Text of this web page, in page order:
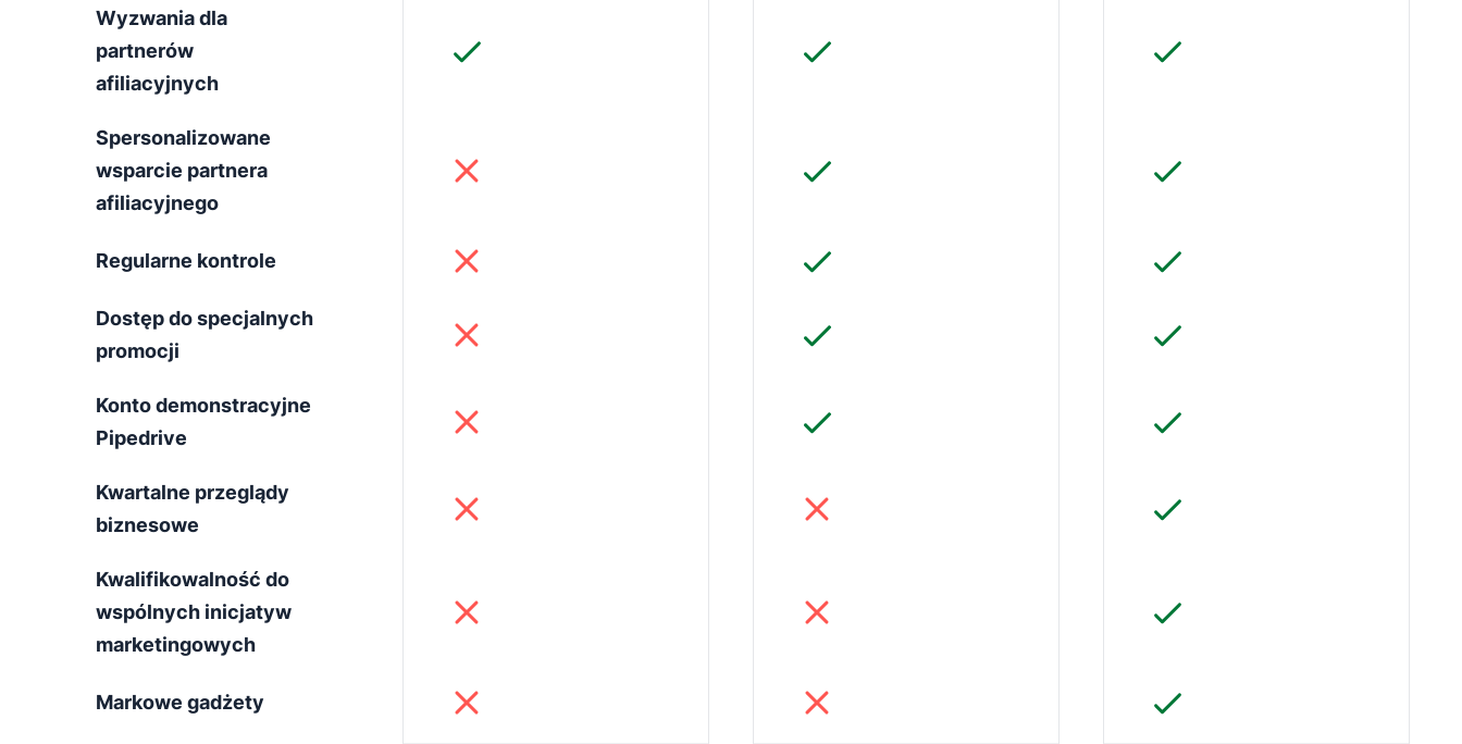
Wyzwania dla
partnerów
afiliacyjnych
Spersonalizowane
wsparcie partnera
afiliacyjnego
Regularne kontrole
Dostęp do specjalnych
promocji
Konto demonstracyjne
Pipedrive
Kwartalne przeglądy
biznesowe
Kwalifikowalność do
wspólnych inicjatyw
marketingowych
Markowe gadżety